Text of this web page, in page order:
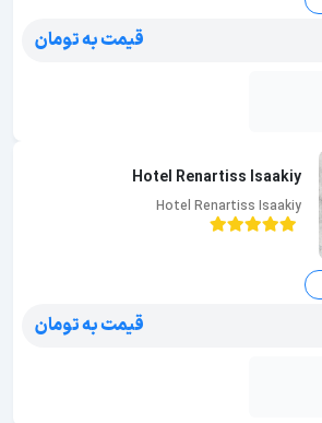
قیمت به تومان
Hotel Renartiss Isaakiy
Hotel Renartiss Isaakiy
قیمت به تومان